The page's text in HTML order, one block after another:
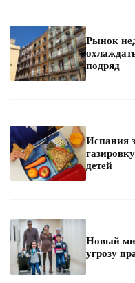
Рынок
подряд
Испания
детей
Новый
угрозу